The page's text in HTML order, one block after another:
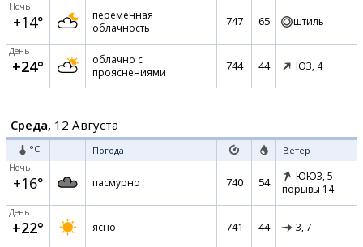
Ночь
+14°
переменная
облачность
747 65 штиль
День
+24°
облачно с
прояснениями
744 44 ЮЗ, 4
Среда, 12 Августа
°C Погода Ветер
Ночь
+16° пасмурно 740 54 ЮЮЗ, 5
порывы 14
День
+22° ясно 741 44 З, 7